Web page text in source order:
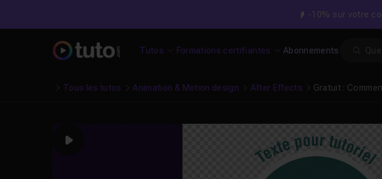
-10% sur votre
Tutos Formations certifiantes Abonnements
Tous les tutos Animation & Motion design After Effects Gratuit :
Play